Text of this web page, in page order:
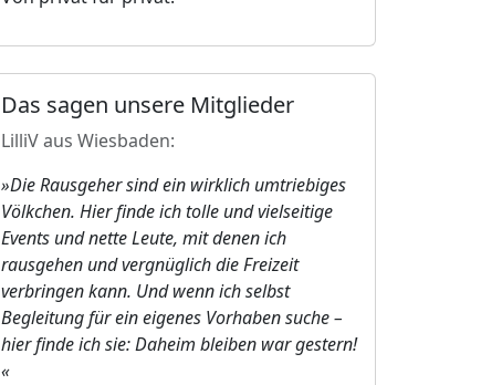
Das sagen unsere Mitglieder
LilliV aus Wiesbaden:
»Die Rausgeher sind ein wirklich umtriebiges
Völkchen. Hier finde ich tolle und vielseitige
Events und nette Leute, mit denen ich
rausgehen und vergnüglich die Freizeit
verbringen kann. Und wenn ich selbst
Begleitung für ein eigenes Vorhaben suche –
hier finde ich sie: Daheim bleiben war gestern!
«